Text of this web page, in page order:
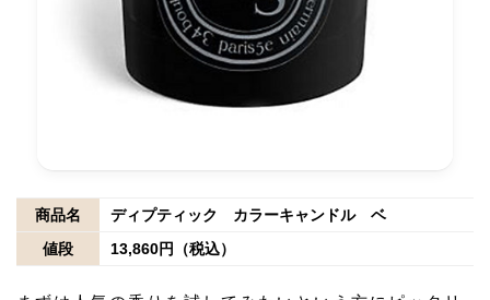
商品名
ディプティック カラーキャンドル ベ
値段
13,860円（税込）